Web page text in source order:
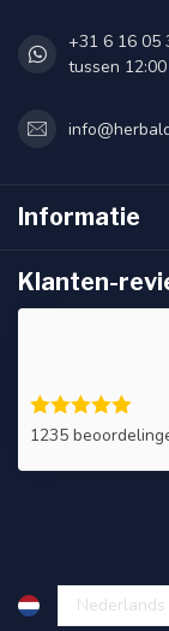
+31 6 16 05
tussen
Informatie
Klanten-
1235